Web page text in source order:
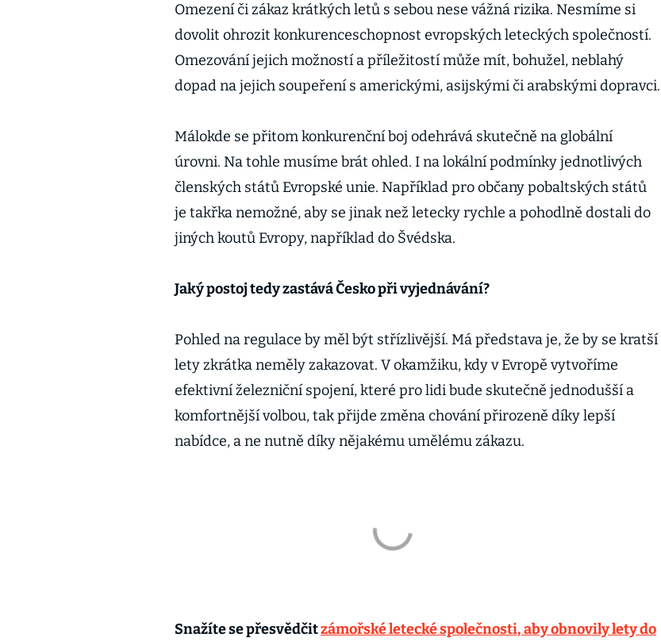
Omezení či zákaz krátkých letů s sebou nese vážná rizika. Nesmíme si
dovolit ohrozit konkurenceschopnost evropských leteckých společností.
Omezování jejich možností a příležitostí může mít, bohužel, neblahý
dopad na jejich soupeření s americkými, asijskými či arabskými dopravci.
Málokde se přitom konkurenční boj odehrává skutečně na globální
úrovni. Na tohle musíme brát ohled. I na lokální podmínky jednotlivých
členských států Evropské unie. Například pro občany pobaltských států
je takřka nemožné, aby se jinak než letecky rychle a pohodlně dostali do
jiných koutů Evropy, například do Švédska.
Jaký postoj tedy zastává Česko při vyjednávání?
Pohled na regulace by měl být střízlivější. Má představa je, že by se kratší
lety zkrátka neměly zakazovat. V okamžiku, kdy v Evropě vytvoříme
efektivní železniční spojení, které pro lidi bude skutečně jednodušší a
komfortnější volbou, tak přijde změna chování přirozeně díky lepší
nabídce, a ne nutně díky nějakému umělému zákazu.
Snažíte se přesvědčitzámořské letecké společnosti, aby obnovily lety do